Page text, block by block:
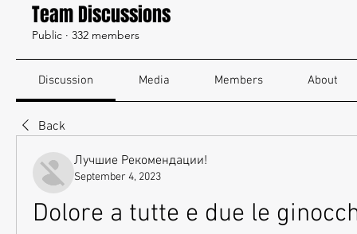
Team Discussions
Public · 332 members
Discussion Media Members About
Back
Лучшие Рекомендации!
September 4, 2023
Dolore a tutte e due le